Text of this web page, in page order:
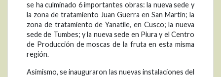
se ha culminado 6 importantes obras: la nueva sede y
la zona de tratamiento Juan Guerra en San Martín; la
zona de tratamiento de Yanatile, en Cusco; la nueva
sede de Tumbes; y la nueva sede en Piura y el Centro
de Producción de moscas de la fruta en esta misma
región.
Asimismo, se inauguraron las nuevas instalaciones del